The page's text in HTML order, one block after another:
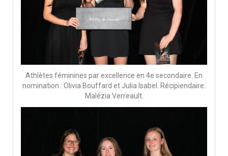
Athlètes féminines par excellence en 4e secondaire. En
nomination : Olivia Bouffard et Julia Isabel. Récipiendaire:
Malézia Verreault.